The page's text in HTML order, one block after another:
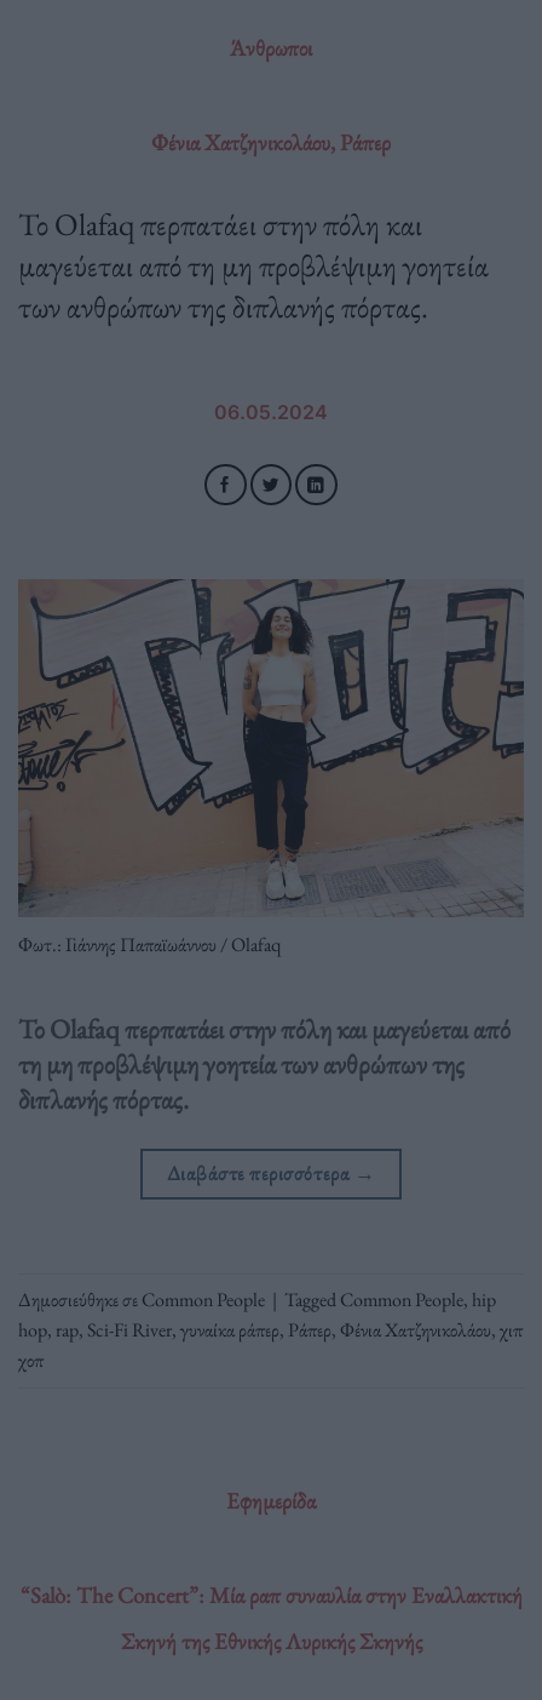
Άνθρωποι
Φένια Χατζηνικολάου, Ράπερ
Το Olafaq περπατάει στην πόλη και
μαγεύεται από τη μη προβλέψιμη γοητεία
των ανθρώπων της διπλανής πόρτας.
06.05.2024
Φωτ.: Γιάννης Παπαϊωάννου / Olafaq
Το Olafaq περπατάει στην πόλη και μαγεύεται από
τη μη προβλέψιμη γοητεία των ανθρώπων της
διπλανής πόρτας.
Διαβάστε περισσότερα →
Δημοσιεύθηκε σεCommon People | TaggedCommon People, hip
hop, rap, Sci-Fi River,γυναίκα ράπερ, Ράπερ, Φένια Χατζηνικολάου,χιπ
χοπ
Εφημερίδα
“Salò: The Concert”: Μία ραπ συναυλία στην Εναλλακτική
Σκηνή της Εθνικής Λυρικής Σκηνής